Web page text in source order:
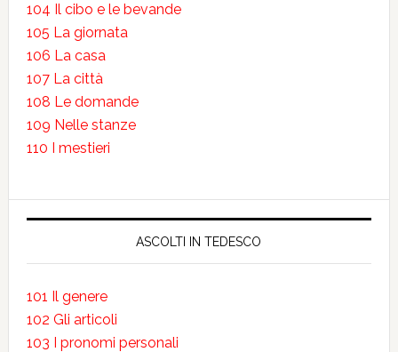
104 Il cibo e le bevande
105 La giornata
106 La casa
107 La città
108 Le domande
109 Nelle stanze
110 I mestieri
ASCOLTI IN TEDESCO
101 Il genere
102 Gli articoli
103 I pronomi personali